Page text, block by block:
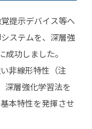
提示デバイス等へ
ステムを、深層強
功しました。
非線形特性（注
深層強化学習法を
本特性を発揮させ